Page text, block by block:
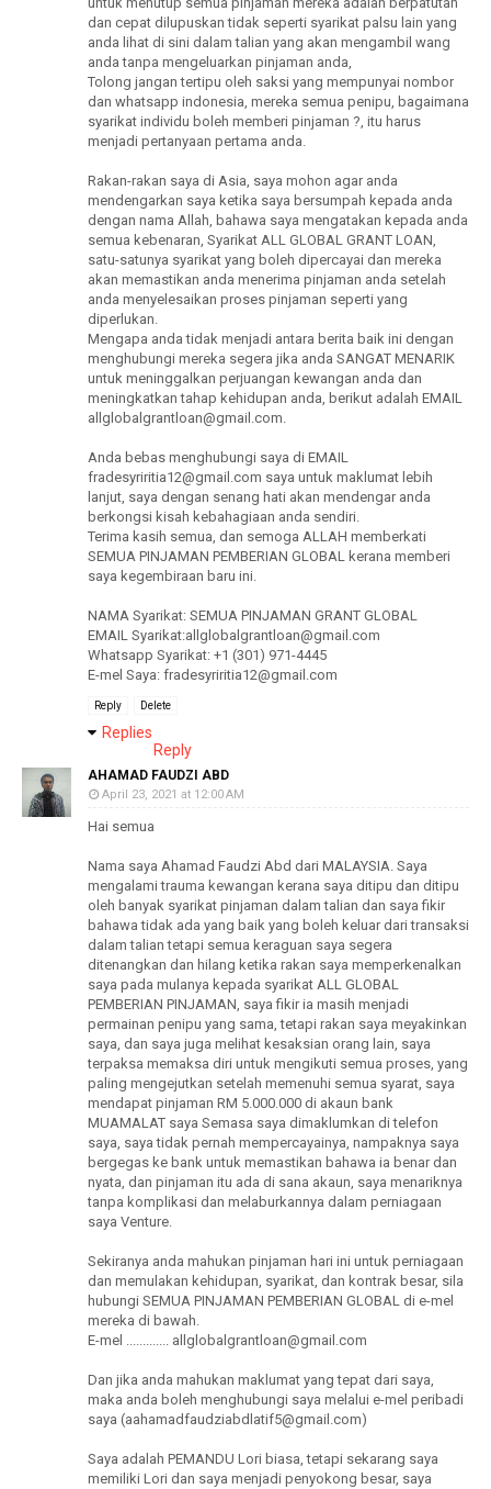
dan cepat dilupuskan tidak seperti syarikat palsu lain yang
anda lihat di sini dalam talian yang akan mengambil wang
anda tanpa mengeluarkan pinjaman anda,
Tolong jangan tertipu oleh saksi yang mempunyai nombor
dan whatsapp indonesia, mereka semua penipu, bagaimana
syarikat individu boleh memberi pinjaman ?, itu harus
menjadi pertanyaan pertama anda.
Rakan-rakan saya di Asia, saya mohon agar anda
mendengarkan saya ketika saya bersumpah kepada anda
dengan nama Allah, bahawa saya mengatakan kepada anda
semua kebenaran, Syarikat ALL GLOBAL GRANT LOAN,
satu-satunya syarikat yang boleh dipercayai dan mereka
akan memastikan anda menerima pinjaman anda setelah
anda menyelesaikan proses pinjaman seperti yang
diperlukan.
Mengapa anda tidak menjadi antara berita baik ini dengan
menghubungi mereka segera jika anda SANGAT MENARIK
untuk meninggalkan perjuangan kewangan anda dan
meningkatkan tahap kehidupan anda, berikut adalah EMAIL
allglobalgrantloan@gmail.com.
Anda bebas menghubungi saya di EMAIL
fradesyriritia12@gmail.com saya untuk maklumat lebih
lanjut, saya dengan senang hati akan mendengar anda
berkongsi kisah kebahagiaan anda sendiri.
Terima kasih semua, dan semoga ALLAH memberkati
SEMUA PINJAMAN PEMBERIAN GLOBAL kerana memberi
saya kegembiraan baru ini.
NAMA Syarikat: SEMUA PINJAMAN GRANT GLOBAL
EMAIL Syarikat:allglobalgrantloan@gmail.com
Whatsapp Syarikat: +1 (301) 971-4445
E-mel Saya: fradesyriritia12@gmail.com
Reply Delete
Replies
Reply
AHAMAD FAUDZI ABD
April 23, 2021 at 12:00 AM
Hai semua
Nama saya Ahamad Faudzi Abd dari MALAYSIA. Saya
mengalami trauma kewangan kerana saya ditipu dan ditipu
oleh banyak syarikat pinjaman dalam talian dan saya fikir
bahawa tidak ada yang baik yang boleh keluar dari transaksi
dalam talian tetapi semua keraguan saya segera
ditenangkan dan hilang ketika rakan saya memperkenalkan
saya pada mulanya kepada syarikat ALL GLOBAL
PEMBERIAN PINJAMAN, saya fikir ia masih menjadi
permainan penipu yang sama, tetapi rakan saya meyakinkan
saya, dan saya juga melihat kesaksian orang lain, saya
terpaksa memaksa diri untuk mengikuti semua proses, yang
paling mengejutkan setelah memenuhi semua syarat, saya
mendapat pinjaman RM 5.000.000 di akaun bank
MUAMALAT saya Semasa saya dimaklumkan di telefon
saya, saya tidak pernah mempercayainya, nampaknya saya
bergegas ke bank untuk memastikan bahawa ia benar dan
nyata, dan pinjaman itu ada di sana akaun, saya menariknya
tanpa komplikasi dan melaburkannya dalam perniagaan
saya Venture.
Sekiranya anda mahukan pinjaman hari ini untuk perniagaan
dan memulakan kehidupan, syarikat, dan kontrak besar, sila
hubungi SEMUA PINJAMAN PEMBERIAN GLOBAL di e-mel
mereka di bawah.
E-mel ............. allglobalgrantloan@gmail.com
Dan jika anda mahukan maklumat yang tepat dari saya,
maka anda boleh menghubungi saya melalui e-mel peribadi
saya (aahamadfaudziabdlatif5@gmail.com)
Saya adalah PEMANDU Lori biasa, tetapi sekarang saya
memiliki Lori dan saya menjadi penyokong besar, saya